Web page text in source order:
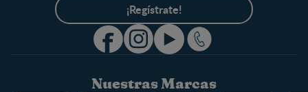
¡Regístrate!
Nuestras Marcas